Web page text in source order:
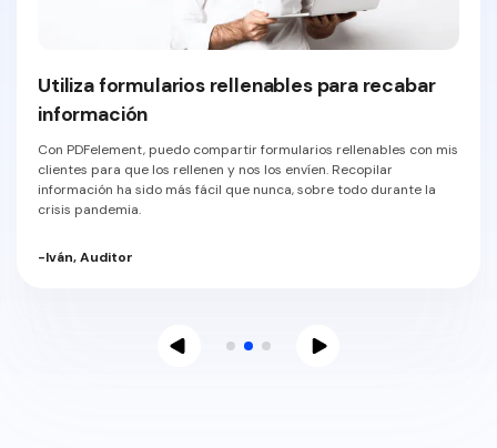
Utiliza formularios rellenables para recabar
información
Con PDFelement, puedo compartir formularios rellenables con mis
clientes para que los rellenen y nos los envíen. Recopilar
información ha sido más fácil que nunca, sobre todo durante la
crisis pandemia.
-Iván, Auditor